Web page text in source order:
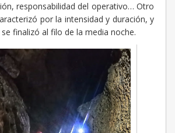
responsabilidad del operativo… Otro
por la intensidad y duración, y
finalizó al filo de la media noche.